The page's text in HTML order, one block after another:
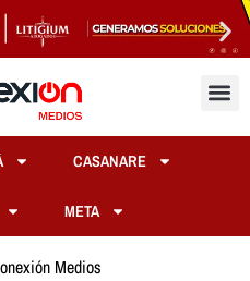
CASANARE
META
Medios